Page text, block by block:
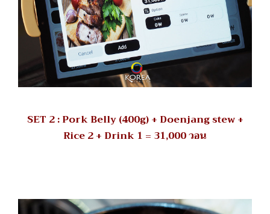
SET 2 : Pork Belly (400g) + Doenjang stew +
Rice 2 + Drink 1 = 31,000 วอน